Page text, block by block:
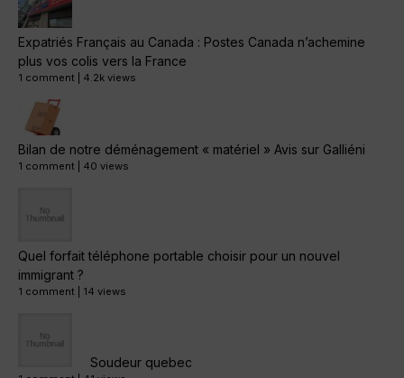
Expatriés Français au Canada : Postes Canada n’achemine
plus vos colis vers la France
1 comment 4.2k views
Bilan de notre déménagement « matériel » Avis sur Galliéni
1 comment 40 views
Quel forfait téléphone portable choisir pour un nouvel
immigrant ?
1 comment 14 views
Soudeur quebec